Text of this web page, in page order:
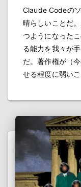
Claude Codeの
晴らしいことだ
つようになった
る能力を我々が
だ。著作権が（
せる程度に弱い